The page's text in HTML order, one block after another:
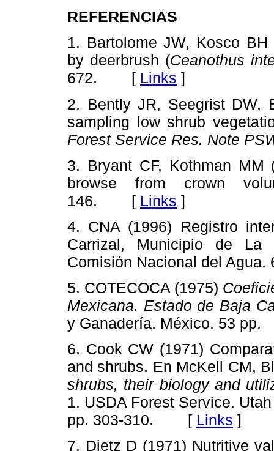
REFERENCIAS
1. Bartolome JW, Kosco
by deerbrush (Ceanothus
672. [ Links ]
2. Bently JR, Seegrist DW,
sampling low shrub
Forest Service Res. Note
3. Bryant CF, Kothman MM
browse from crown
146. [ Links ]
4. CNA (1996) Registro
Carrizal, Municipio de La
Comisión Nacional del
5. COTECOCA (1975)
Mexicana. Estado de Baja
y Ganadería. México. 53
6. Cook CW (1971)
and shrubs. En McKell CM,
shrubs, their biology and
1. USDA Forest Service.
pp. 303-310. [ Links ]
7. Dietz D (1971) Nutritive